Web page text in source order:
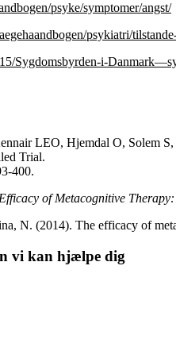
psyke/symptomer/angst/
psykiatri/
Sygdomsbyrden-i-
LEO, Hjemdal O, Solem
Trial.
400.
of Metacognitive
N. (2014). The efficacy of
vi kan hjælpe dig